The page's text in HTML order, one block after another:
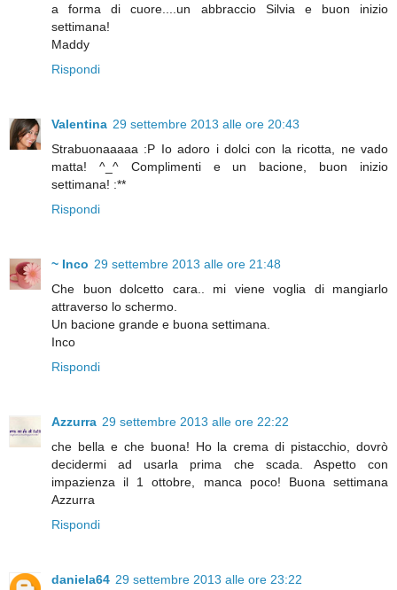
a forma di cuore....un abbraccio Silvia e buon inizio
settimana!
Maddy
Rispondi
Valentina 29 settembre 2013 alle ore 20:43
Strabuonaaaaa :P Io adoro i dolci con la ricotta, ne vado
matta! ^_^ Complimenti e un bacione, buon inizio
settimana! :**
Rispondi
~ Inco 29 settembre 2013 alle ore 21:48
Che buon dolcetto cara.. mi viene voglia di mangiarlo
attraverso lo schermo.
Un bacione grande e buona settimana.
Inco
Rispondi
Azzurra 29 settembre 2013 alle ore 22:22
che bella e che buona! Ho la crema di pistacchio, dovrò
decidermi ad usarla prima che scada. Aspetto con
impazienza il 1 ottobre, manca poco! Buona settimana
Azzurra
Rispondi
daniela64 29 settembre 2013 alle ore 23:22